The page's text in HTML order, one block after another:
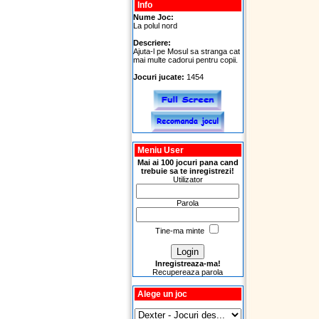
Info
Nume Joc:
La polul nord
Descriere:
Ajuta-l pe Mosul sa stranga cat
mai multe cadorui pentru copii.
Jocuri jucate: 1454
Meniu User
Mai ai 100 jocuri pana cand
trebuie sa te inregistrezi!
Utilizator
Parola
Tine-ma minte
Inregistreaza-ma!
Recupereaza parola
Alege un joc